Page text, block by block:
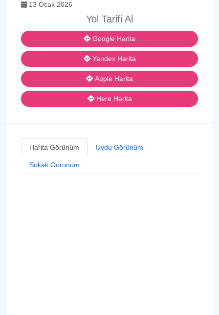
13 Ocak 2026
Yol Tarifi Al
Google Harita
Yandex Harita
Apple Harita
Here Harita
Harita Görünüm Uydu Görünüm
Sokak Görünüm